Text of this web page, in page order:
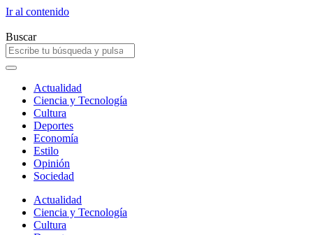
Ir al contenido
Buscar
Actualidad
Ciencia y Tecnología
Cultura
Deportes
Economía
Estilo
Opinión
Sociedad
Actualidad
Ciencia y Tecnología
Cultura